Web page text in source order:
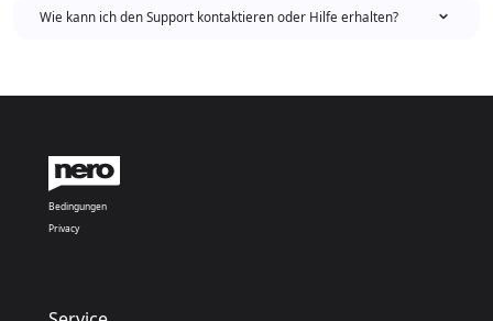
Wie kann ich den Support kontaktieren oder Hilfe erhalten?
Bedingungen
Privacy